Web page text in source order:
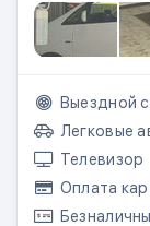
Выездной
Легковые
Телевизор
Оплата